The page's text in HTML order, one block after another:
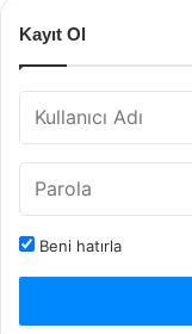
Kayıt Ol
Beni hatırla